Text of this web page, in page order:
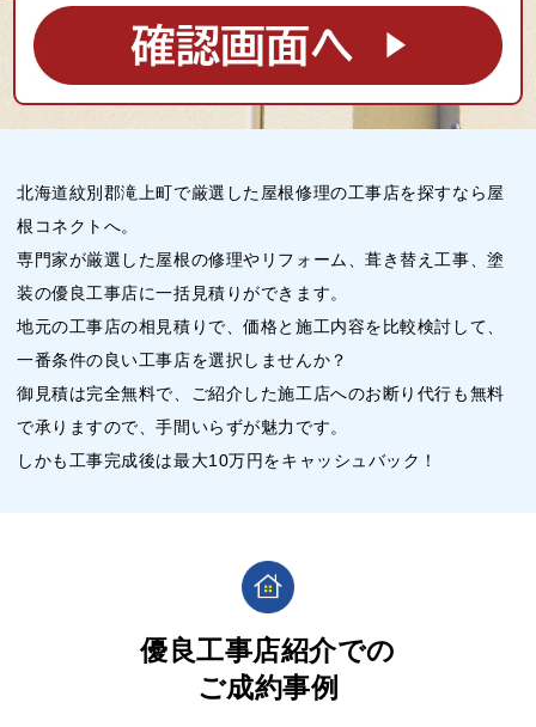
北海道紋別郡滝上町で厳選した屋根修理の工事店を探すなら屋
根コネクトへ。
専門家が厳選した屋根の修理やリフォーム、葺き替え工事、塗
装の優良工事店に一括見積りができます。
地元の工事店の相見積りで、価格と施工内容を比較検討して、
一番条件の良い工事店を選択しませんか？
御見積は完全無料で、ご紹介した施工店へのお断り代行も無料
で承りますので、手間いらずが魅力です。
しかも工事完成後は最大10万円をキャッシュバック！
優良工事店紹介での
ご成約事例